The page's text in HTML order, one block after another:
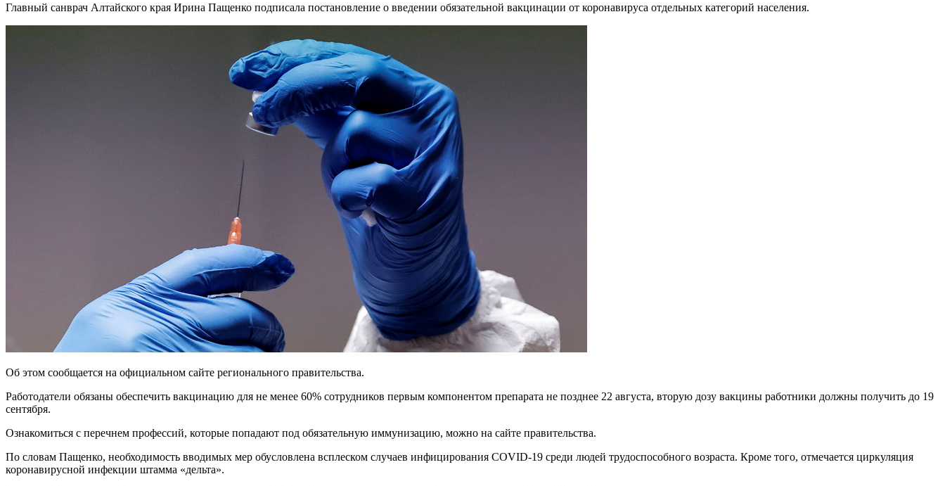
Главный санврач Алтайского края Ирина Пащенко подписала постановление о введении обязательной вакцинации от коронавируса отдельных категорий населения.
Об этом сообщается на официальном сайте регионального правительства.
Работодатели обязаны обеспечить вакцинацию для не менее 60% сотрудников первым компонентом препарата не позднее 22 августа, вторую дозу вакцины работники должны получить до 19
сентября.
Ознакомиться с перечнем профессий, которые попадают под обязательную иммунизацию, можно на сайте правительства.
По словам Пащенко, необходимость вводимых мер обусловлена всплеском случаев инфицирования COVID-19 среди людей трудоспособного возраста. Кроме того, отмечается циркуляция
коронавирусной инфекции штамма «дельта».